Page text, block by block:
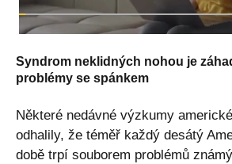
Syndrom neklidných nohou je
problémy se spánkem
Některé nedávné výzkumy
odhalily, že téměř každý desátý
době trpí souborem problémů